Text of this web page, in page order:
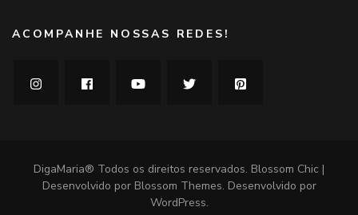
ACOMPANHE NOSSAS REDES!
DigaMaria® Todos os direitos reservados. Blossom Chic |
Desenvolvido por Blossom Themes. Desenvolvido por
WordPress.